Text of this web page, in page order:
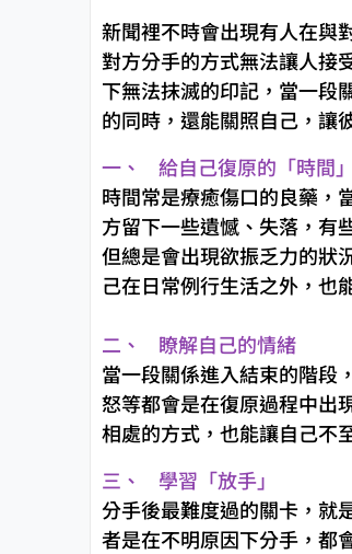
新聞裡不時會出現有人在與
對方分手的方式無法讓人接
下無法抹滅的印記，當一段
的同時，還能關照自己，讓
一、 給自己復原的「時間」
時間常是療癒傷口的良藥，
方留下一些遺憾、失落，有
但總是會出現欲振乏力的狀
己在日常例行生活之外，也
二、 瞭解自己的情緒
當一段關係進入結束的階段
怒等都會是在復原過程中出
相處的方式，也能讓自己不
三、 學習「放手」
分手後最難度過的關卡，就
者是在不明原因下分手，都